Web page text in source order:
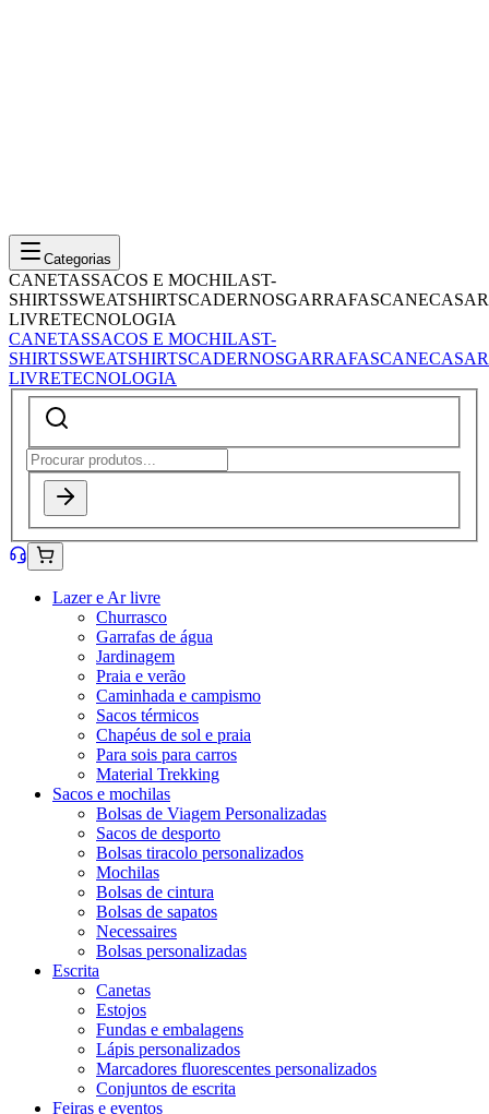
Categorias
CANETASSACOS E MOCHILAST-
SHIRTSSWEATSHIRTSCADERNOSGARRAFASCANECASAR
LIVRETECNOLOGIA
CANETASSACOS E MOCHILAST-
SHIRTSSWEATSHIRTSCADERNOSGARRAFASCANECASAR
LIVRETECNOLOGIA
Lazer e Ar livre
Churrasco
Garrafas de água
Jardinagem
Praia e verão
Caminhada e campismo
Sacos térmicos
Chapéus de sol e praia
Para sois para carros
Material Trekking
Sacos e mochilas
Bolsas de Viagem Personalizadas
Sacos de desporto
Bolsas tiracolo personalizados
Mochilas
Bolsas de cintura
Bolsas de sapatos
Necessaires
Bolsas personalizadas
Escrita
Canetas
Estojos
Fundas e embalagens
Lápis personalizados
Marcadores fluorescentes personalizados
Conjuntos de escrita
Feiras e eventos